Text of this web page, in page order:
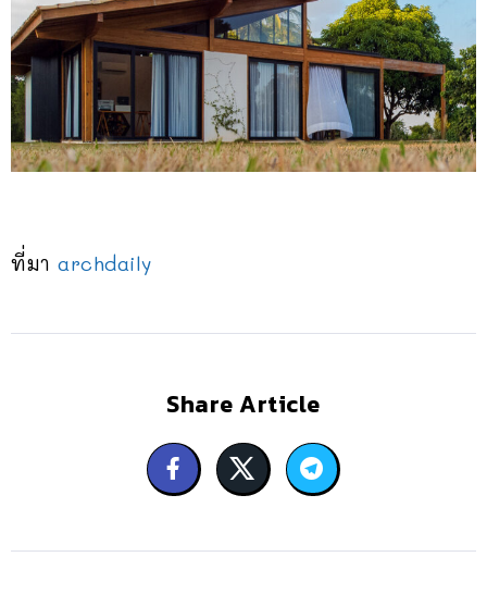
ที่มา archdaily
Share Article